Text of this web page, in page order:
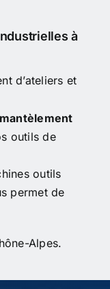
à
d’ateliers et
outils de
outils
permet de
Alpes.